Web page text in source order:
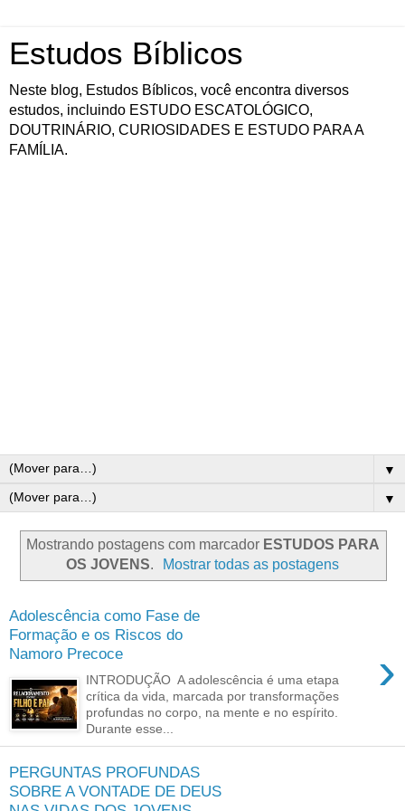
Estudos Bíblicos
Neste blog, Estudos Bíblicos, você encontra diversos
estudos, incluindo ESTUDO ESCATOLÓGICO,
DOUTRINÁRIO, CURIOSIDADES E ESTUDO PARA A
FAMÍLIA.
▼
▼
Mostrando postagens com marcador ESTUDOS PARA
OS JOVENS. Mostrar todas as postagens
Adolescência como Fase de
Formação e os Riscos do
Namoro Precoce
›
INTRODUÇÃO A adolescência é uma etapa
crítica da vida, marcada por transformações
profundas no corpo, na mente e no espírito.
Durante esse...
PERGUNTAS PROFUNDAS
SOBRE A VONTADE DE DEUS